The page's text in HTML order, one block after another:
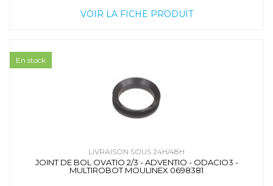
VOIR LA FICHE PRODUIT
LIVRAISON SOUS 24H/48H
JOINT DE BOL OVATIO 2/3 - ADVENTIO - ODACIO3 -
MULTIROBOT MOULINEX 0698381
En stock